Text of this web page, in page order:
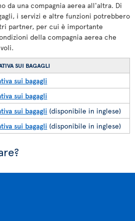
da una compagnia aerea all'altra. Di
i servizi e altre funzioni potrebbero
partner, per cui è importante
della compagnia aerea che
SUI BAGAGLI
sui bagagli
sui bagagli
sui bagagli (disponibile in inglese)
sui bagagli (disponibile in inglese)